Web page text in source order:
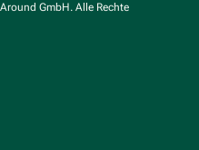
GmbH. Alle Rechte